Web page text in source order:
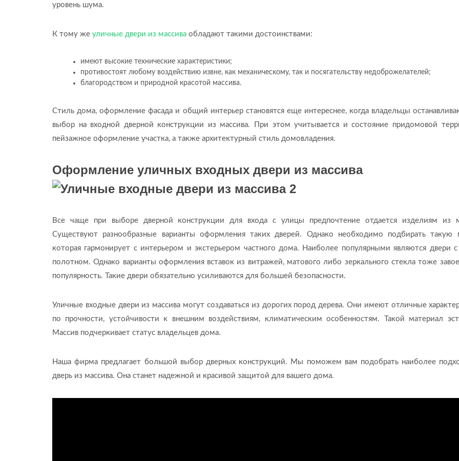
уровень шума.
К тому же уличные двери из массива обладают такими достоинствами:
имеют высокие технические характеристики;
противостоят любому воздействию извне, как механическому, так и посягательству недоброжелателей;
благородством и природной красотой массива.
Стиль дома, оформление фасада и общий интерьер становятся еще интереснее, когда владельцы
выбор на входной дверной конструкции из массива. При этом учитывается и состояние придомовой
пейзажное оформление участка, а также архитектурный стиль домовладения.
Оформление уличных входных двери из массива
Все чаще при выборе дверной конструкции для входа с улицы предпочтение отдается изделиям из
Существуют разнообразные варианты оформления таких дверей. Однако необходимо подбирать такую
которая гармонирует с интерьером и экстерьером частного дома. Наиболее популярными являются двери с
полотном. Однако варианты оформления вставок из витражей, матового либо зеркального стекла тоже
популярность. Такие двери обязательно усиливаются для большей безопасности.
Уличные входные двери из массива могут создаваться из дорогих пород дерева. Они имеют отличные
по прочности, устойчивости к внешним воздействиям, климатическим особенностям. Такой материал
Массив подчеркивает статус владельцев дома.
Наша фирма предлагает большой выбор дверных конструкций. Мы поможем вам подобрать наиболее
дверь из массива. Она станет надежной и красивой защитой для вашего дома.